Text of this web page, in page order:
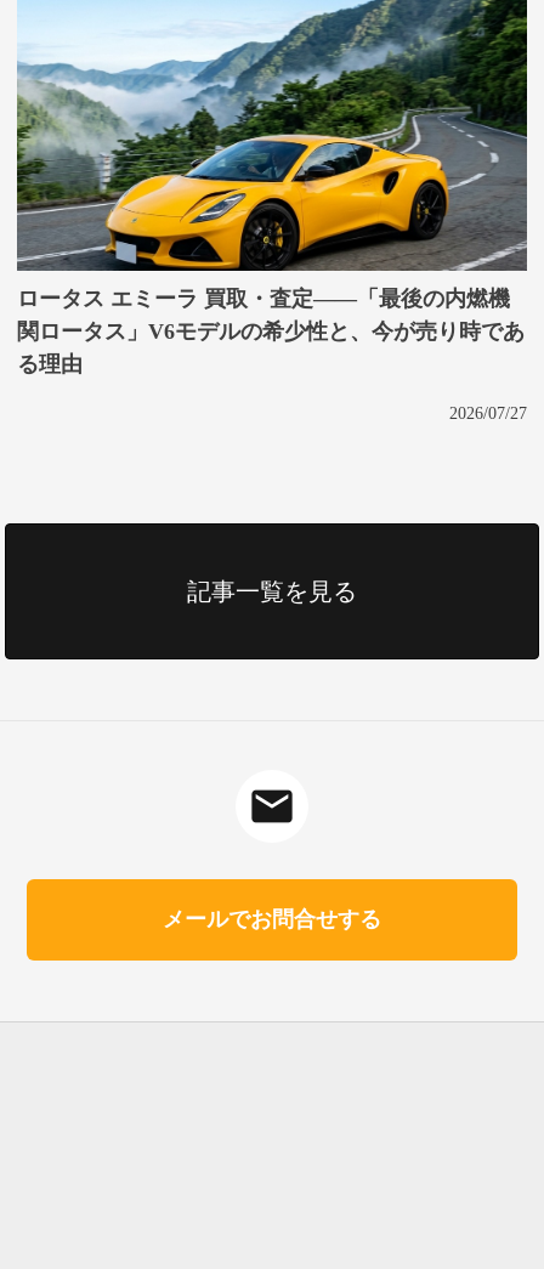
ロータス エミーラ 買取・査定——「最後の内燃機
関ロータス」V6モデルの希少性と、今が売り時であ
る理由
2026/07/27
記事一覧を見る
mail
メールでお問合せする